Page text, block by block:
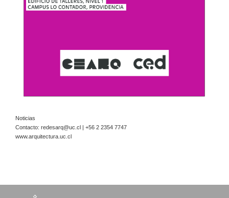
Noticias
Contacto: redesarq@uc.cl | +56 2 2354 7747
www.arquitectura.uc.cl